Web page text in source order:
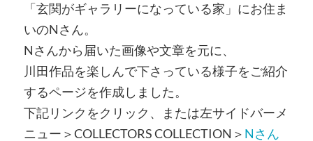
「玄関がギャラリーになっている家」にお住ま
いのNさん。
Nさんから届いた画像や文章を元に、
川田作品を楽しんで下さっている様子をご紹介
するページを作成しました。
下記リンクをクリック、または左サイドバーメ
ニュー＞COLLECTORS COLLECTION＞ Nさん